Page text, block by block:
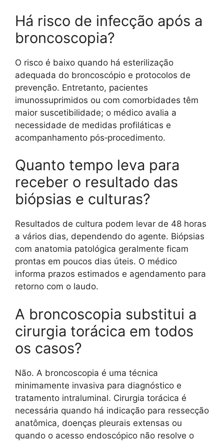
Há risco de infecção após a
broncoscopia?
O risco é baixo quando há esterilização
adequada do broncoscópio e protocolos de
prevenção. Entretanto, pacientes
imunossuprimidos ou com comorbidades têm
maior suscetibilidade; o médico avalia a
necessidade de medidas profiláticas e
acompanhamento pós‑procedimento.
Quanto tempo leva para
receber o resultado das
biópsias e culturas?
Resultados de cultura podem levar de 48 horas
a vários dias, dependendo do agente. Biópsias
com anatomia patológica geralmente ficam
prontas em poucos dias úteis. O médico
informa prazos estimados e agendamento para
retorno com o laudo.
A broncoscopia substitui a
cirurgia torácica em todos
os casos?
Não. A broncoscopia é uma técnica
minimamente invasiva para diagnóstico e
tratamento intraluminal. Cirurgia torácica é
necessária quando há indicação para ressecção
anatômica, doenças pleurais extensas ou
quando o acesso endoscópico não resolve o